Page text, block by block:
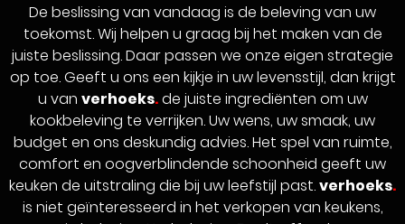
De beslissing van vandaag is de beleving van uw
toekomst. Wij helpen u graag bij het maken van de
juiste beslissing. Daar passen we onze eigen strategie
op toe. Geeft u ons een kijkje in uw levensstijl, dan krijgt
u van verhoeks.de juiste ingrediënten om uw
kookbeleving te verrijken. Uw wens, uw smaak, uw
budget en ons deskundig advies. Het spel van ruimte,
comfort en oogverblindende schoonheid geeft uw
keuken de uitstraling die bij uw leefstijl past.verhoeks.
is niet geïnteresseerd in het verkopen van keukens,